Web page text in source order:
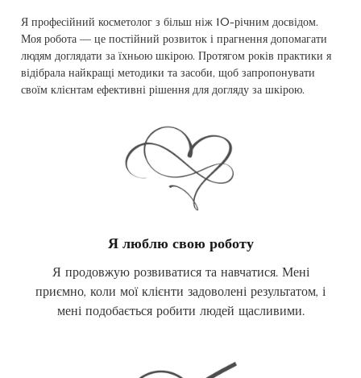
Я професійний косметолог з більш ніж 10-річним досвідом.
Моя робота — це постійний розвиток і прагнення допомагати
людям доглядати за їхньою шкірою. Протягом років практики я
відібрала найкращі методики та засоби, щоб запропонувати
своїм клієнтам ефективні рішення для догляду за шкірою.
Я люблю свою роботу
Я продовжую розвиватися та навчатися. Мені
приємно, коли мої клієнти задоволені результатом, і
мені подобається робити людей щасливими.